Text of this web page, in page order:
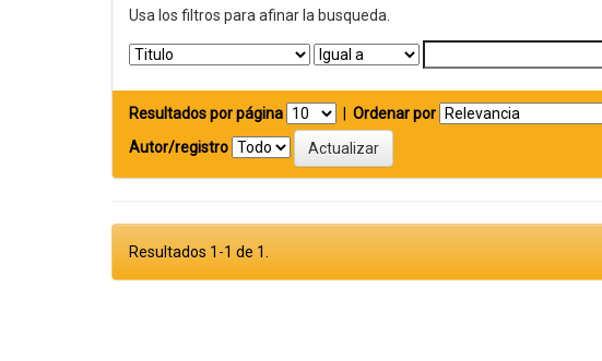
Usa los filtros para afinar la busqueda.
Resultados por página Ordenar por
Autor/registro
Resultados 1-1 de 1.